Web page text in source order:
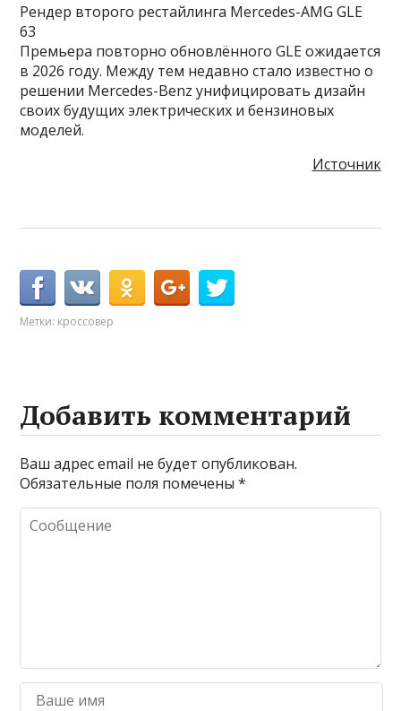
Рендер второго рестайлинга Mercedes-AMG GLE
63
Премьера повторно обновлённого GLE ожидается
в 2026 году. Между тем недавно стало известно о
решении Mercedes-Benz унифицировать дизайн
своих будущих электрических и бензиновых
моделей.
Источник
Метки: кроссовер
Добавить комментарий
Ваш адрес email не будет опубликован.
Обязательные поля помечены*